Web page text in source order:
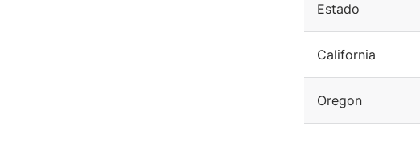
Estado
California
Oregon